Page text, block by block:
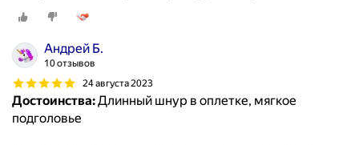
Андрей Б.
10 отзывов
24 августа 2023
Достоинства:Длинный шнур в оплетке, мягкое
подголовье